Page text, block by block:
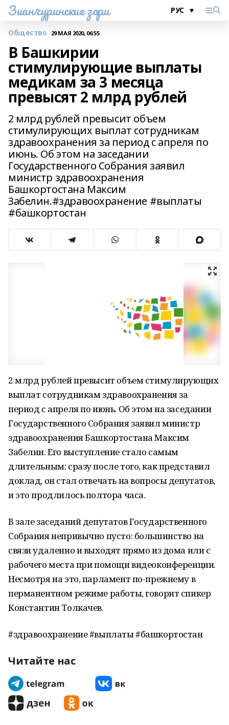
Зианчуринские зори
Общество 29 МАЯ 2020, 06:55
В Башкирии
стимулирующие выплаты
медикам за 3 месяца
превысят 2 млрд рублей
2 млрд рублей превысит объем
стимулирующих выплат сотрудникам
здравоохранения за период с апреля по
июнь. Об этом на заседании
Государственного Собрания заявил
министр здравоохранения
Башкортостана Максим
Забелин.#здравоохранение #выплаты
#башкортостан
2 млрд рублей превысит объем стимулирующих
выплат сотрудникам здравоохранения за
период с апреля по июнь. Об этом на заседании
Государственного Собрания заявил министр
здравоохранения Башкортостана Максим
Забелин. Его выступление стало самым
длительным: сразу после того, как представил
доклад, он стал отвечать на вопросы депутатов,
и это продлилось полтора часа.
В зале заседаний депутатов Государственного
Собрания непривычно пусто: большинство на
связи удаленно и выходят прямо из дома или с
рабочего места при помощи видеоконференции.
Несмотря на это, парламент по-прежнему в
перманентном режиме работы, говорит спикер
Константин Толкачев.
#здравоохранение #выплаты #башкортостан
Читайте нас